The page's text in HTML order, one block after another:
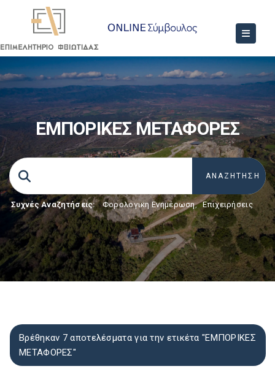
ΕΜΠΟΡΙΚΕΣ ΜΕΤΑΦΟΡΕΣ
Συχνές Αναζητήσεις: Φορολογικη Ενημέρωση, Επιχειρήσεις
Βρέθηκαν 7 αποτελέσματα για την ετικέτα "ΕΜΠΟΡΙΚΕΣ
ΜΕΤΑΦΟΡΕΣ"